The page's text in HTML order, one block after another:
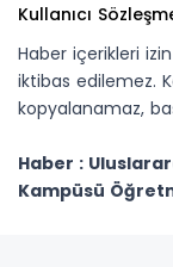
Kullanıcı
Haber içerikleri
iktibas edilemez.
kopyalanamaz,
Haber :
Kampüsü